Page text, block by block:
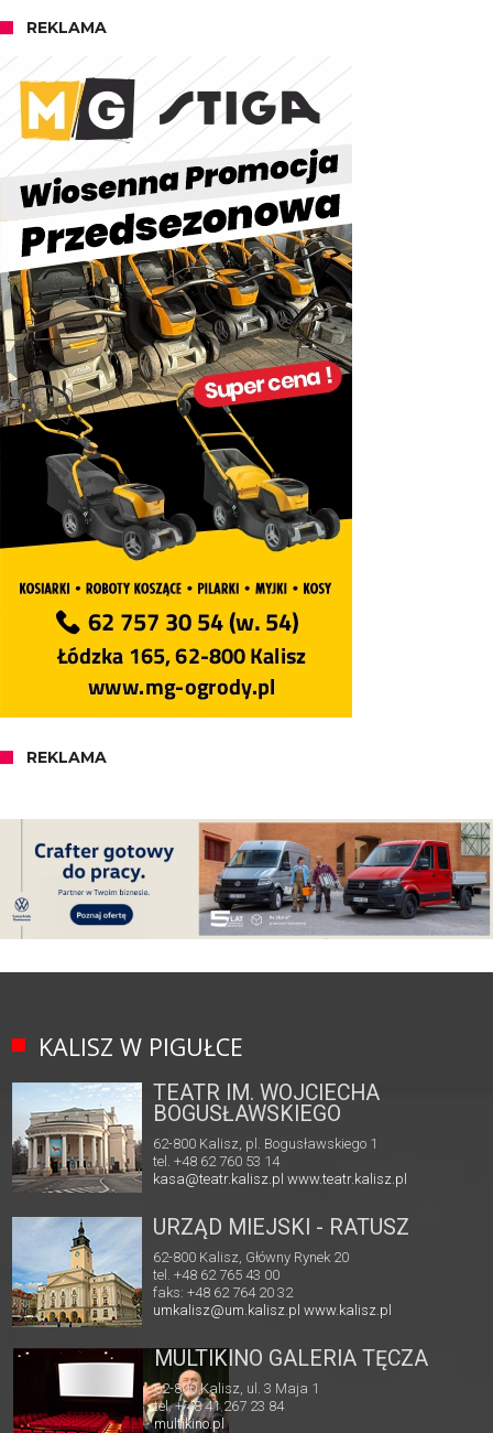
REKLAMA
REKLAMA
KALISZ W PIGUŁCE
TEATR IM. WOJCIECHA
BOGUSŁAWSKIEGO
62-800 Kalisz, pl. Bogusławskiego 1
tel. +48 62 760 53 14
kasa@teatr.kalisz.pl www.teatr.kalisz.pl
URZĄD MIEJSKI - RATUSZ
62-800 Kalisz, Główny Rynek 20
tel. +48 62 765 43 00
faks: +48 62 764 20 32
umkalisz@um.kalisz.plwww.kalisz.pl
MULTIKINO GALERIA TĘCZA
62-800 Kalisz, ul. 3 Maja 1
tel. + 48 41 267 23 84
multikino.pl